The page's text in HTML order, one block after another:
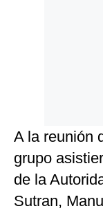
A la reunión
grupo
de la
Sutran,